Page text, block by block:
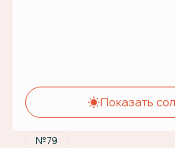
Показать
№79